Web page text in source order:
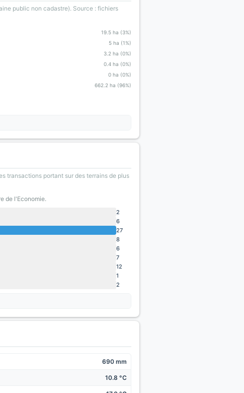
public non cadastre). Source : fichiers
19.5 ha (3%)
5 ha (1%)
3.2 ha (0%)
0.4 ha (0%)
0 ha (0%)
662.2 ha (96%)
transactions portant sur des terrains de plus
de l'Economie.
2
6
27
8
6
7
12
1
2
690 mm
10.8 °C